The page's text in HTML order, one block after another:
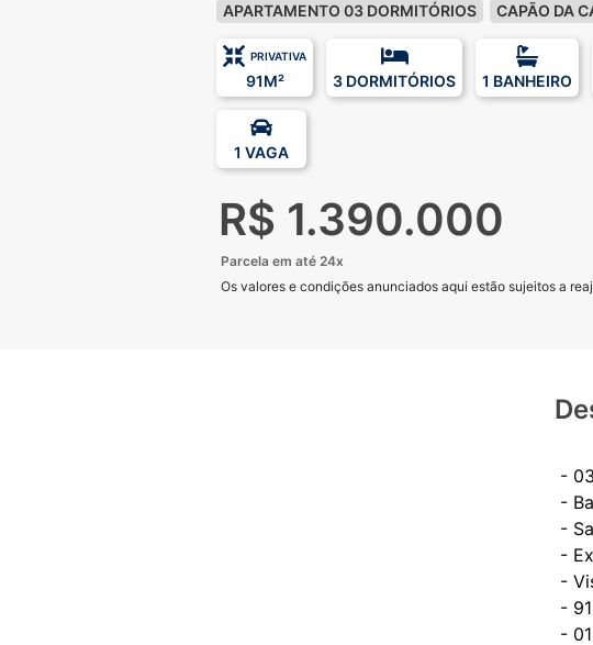
APARTAMENTO 03 DORMITÓRIOS CAPÃO DA
PRIVATIVA
91M² 3 DORMITÓRIOS 1 BANHEIRO
1 VAGA
R$ 1.390.000
Parcela em até 24x
Os valores e condições anunciados aqui estão sujeitos a
-
-
-
-
-
-
-